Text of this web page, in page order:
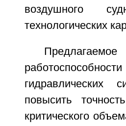
воздушного
технологических
гидравлических
повысить
критического